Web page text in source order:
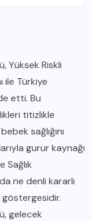
Yüksek Riskli
ile Türkiye
etti. Bu
titizlikle
sağlığını
gurur kaynağı
Sağlık
ne denli kararlı
göstergesidir.
gelecek